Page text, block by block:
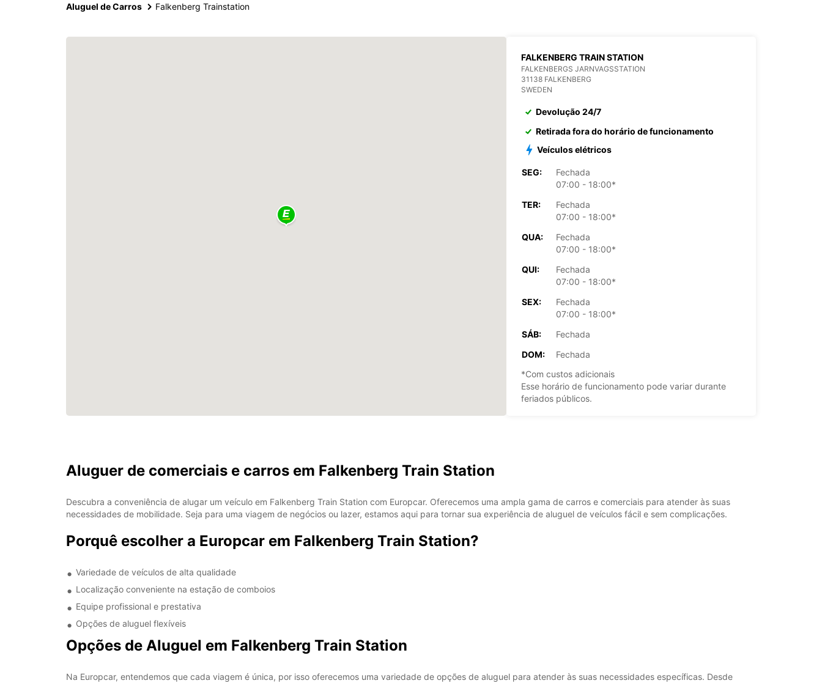
Aluguel de Carros Falkenberg Trainstation
FALKENBERG TRAIN STATION
FALKENBERGS JARNVAGSSTATION
31138 FALKENBERG
SWEDEN
Devolução 24/7
Retirada fora do horário de funcionamento
Veículos elétricos
SEG:
Fechada
07:00 - 18:00*
TER:
Fechada
07:00 - 18:00*
QUA:
Fechada
07:00 - 18:00*
QUI:
Fechada
07:00 - 18:00*
SEX:
Fechada
07:00 - 18:00*
SÁB:
Fechada
DOM:
Fechada
*Com custos adicionais
Esse horário de funcionamento pode variar durante
feriados públicos.
Aluguer de comerciais e carros em Falkenberg Train Station
Descubra a conveniência de alugar um veículo em Falkenberg Train Station com Europcar. Oferecemos uma ampla gama de carros e comerciais para atender às suas
necessidades de mobilidade. Seja para uma viagem de negócios ou lazer, estamos aqui para tornar sua experiência de aluguel de veículos fácil e sem complicações.
Porquê escolher a Europcar em Falkenberg Train Station?
Variedade de veículos de alta qualidade
Localização conveniente na estação de comboios
Equipe profissional e prestativa
Opções de aluguel flexíveis
Opções de Aluguel em Falkenberg Train Station
Na Europcar, entendemos que cada viagem é única, por isso oferecemos uma variedade de opções de aluguel para atender às suas necessidades específicas. Desde